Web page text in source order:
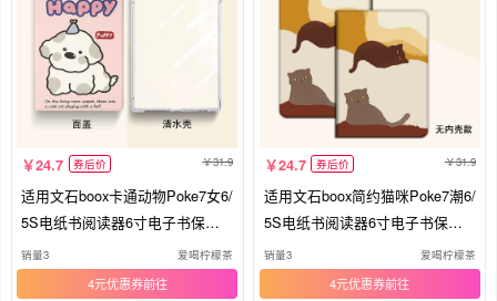
24.7 券后价 31.9
适用文石boox卡通动物Poke7女6/
5S电纸书阅读器6寸电子书保护
壳套
销量3 爱喝柠檬茶
4元优惠券
24.7 券后价 31.9
适用文石boox简约猫咪Poke7潮6/
5S电纸书阅读器6寸电子书保护
壳套
销量3 爱喝柠檬茶
4元优惠券